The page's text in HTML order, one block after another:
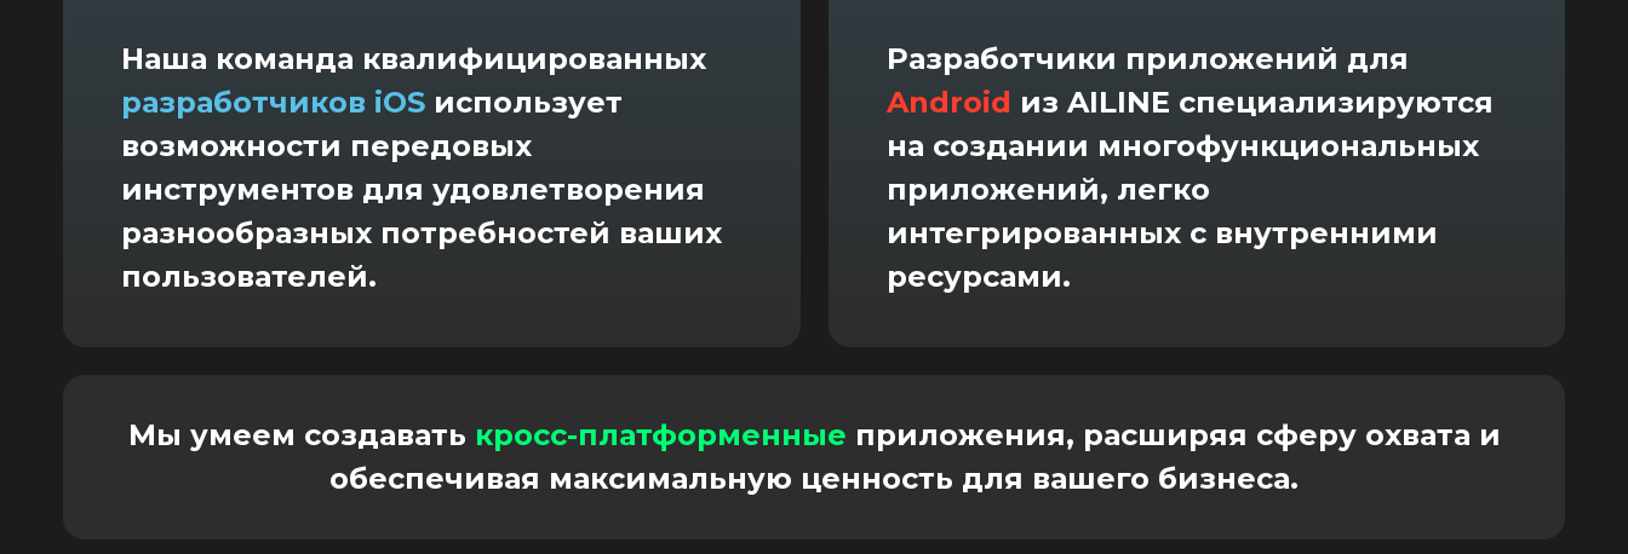
Наша команда квалифицированных
разработчиков iOS использует
возможности передовых
инструментов для удовлетворения
разнообразных потребностей ваших
пользователей.
Разработчики приложений для
Android из AILINE специализируются
на создании многофункциональных
приложений, легко
интегрированных с внутренними
ресурсами.
Мы умеем создавать кросс-платформенные приложения, расширяя сферу охвата и
обеспечивая максимальную ценность для вашего бизнеса.